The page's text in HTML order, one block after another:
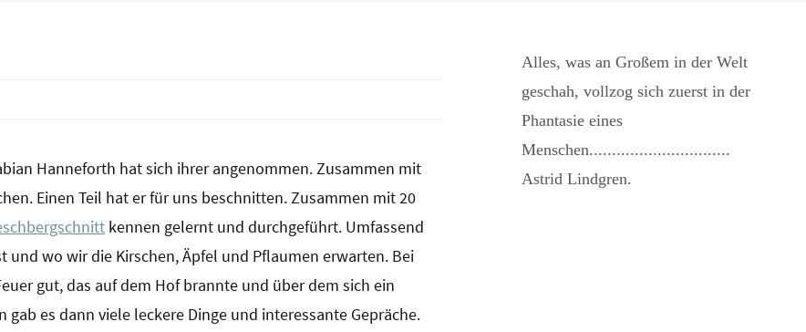
Hanneforth hat sich ihrer angenommen. Zusammen mit
Einen Teil hat er für uns beschnitten. Zusammen mit 20
kennen gelernt und durchgeführt. Umfassend
wo wir die Kirschen, Äpfel und Pflaumen erwarten. Bei
gut, das auf dem Hof brannte und über dem sich ein
es dann viele leckere Dinge und interessante Gepräche.
Alles, was an Großem in der Welt
geschah, vollzog sich zuerst in der
Phantasie eines
Menschen...............................
Astrid Lindgren.